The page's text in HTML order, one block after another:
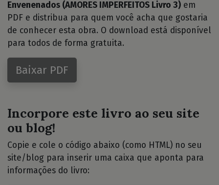
Envenenados (AMORES IMPERFEITOS Livro 3) em
PDF e distribua para quem você acha que gostaria
de conhecer esta obra. O download está disponível
para todos de forma gratuita.
Baixar PDF
Incorpore este livro ao seu site
ou blog!
Copie e cole o código abaixo (como HTML) no seu
site/blog para inserir uma caixa que aponta para
informações do livro: